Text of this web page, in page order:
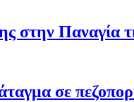
στην Παναγία
σε